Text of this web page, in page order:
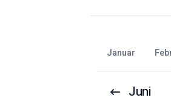
Januar
Juni